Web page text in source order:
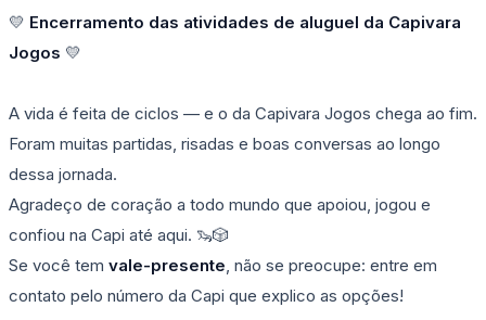
💛 Encerramento das atividades de aluguel da Capivara
Jogos 💛
A vida é feita de ciclos — e o da Capivara Jogos chega ao fim.
Foram muitas partidas, risadas e boas conversas ao longo
dessa jornada.
Agradeço de coração a todo mundo que apoiou, jogou e
confiou na Capi até aqui. 🦦🎲
Se você tem vale-presente, não se preocupe: entre em
contato pelo número da Capi que explico as opções!